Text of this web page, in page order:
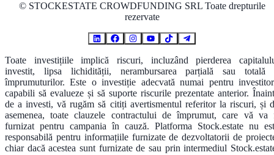
© STOCKESTATE CROWDFUNDING SRL Toate drepturile
rezervate
Toate investițiile implică riscuri, incluzând pierderea
investit, lipsa lichidității, nerambursarea parțială sau totală
împrumuturilor. Este o investiție adecvată numai pentru
capabili să evalueze și să suporte riscurile prezentate anterior.
de a investi, vă rugăm să citiți avertismentul referitor la riscuri, și
asemenea, toate clauzele contractului de împrumut, care vă va
furnizat pentru campania în cauză. Platforma Stock.estate nu
responsabilă pentru informațiile furnizate de dezvoltatorii de
chiar dacă acestea sunt furnizate de sau prin intermediul